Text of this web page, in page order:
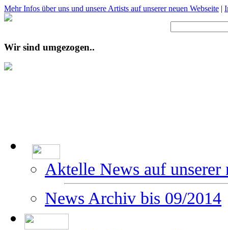
Mehr Infos über uns und unsere Artists auf unserer neuen Webseite |
Wir sind umgezogen..
Aktelle News auf unserer
News Archiv bis 09/2014